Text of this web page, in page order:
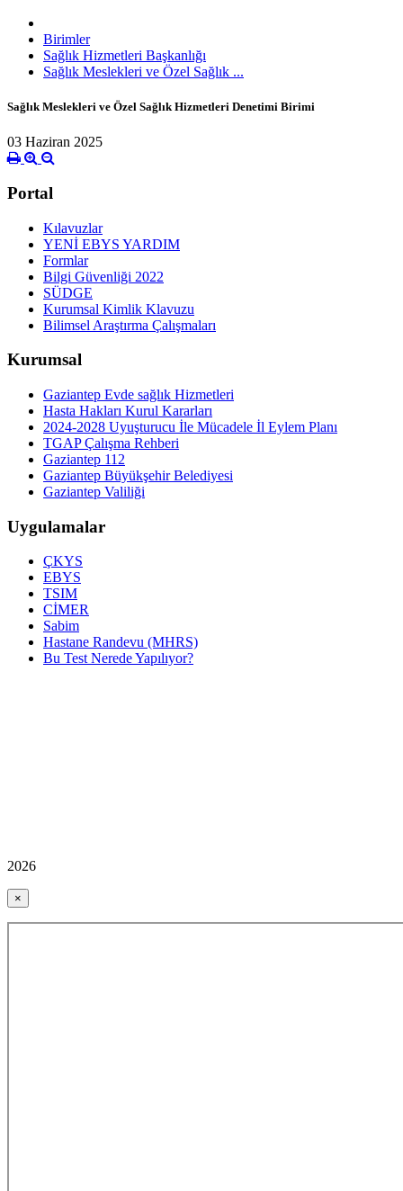
Birimler
Sağlık Hizmetleri Başkanlığı
Sağlık Meslekleri ve Özel Sağlık ...
Sağlık Meslekleri ve Özel Sağlık Hizmetleri Denetimi Birimi
03 Haziran 2025
Portal
Kılavuzlar
YENİ EBYS YARDIM
Formlar
Bilgi Güvenliği 2022
SÜDGE
Kurumsal Kimlik Klavuzu
Bilimsel Araştırma Çalışmaları
Kurumsal
Gaziantep Evde sağlık Hizmetleri
Hasta Hakları Kurul Kararları
2024-2028 Uyuşturucu İle Mücadele İl Eylem Planı
TGAP Çalışma Rehberi
Gaziantep 112
Gaziantep Büyükşehir Belediyesi
Gaziantep Valiliği
Uygulamalar
ÇKYS
EBYS
TSIM
CİMER
Sabim
Hastane Randevu (MHRS)
Bu Test Nerede Yapılıyor?
2026
×